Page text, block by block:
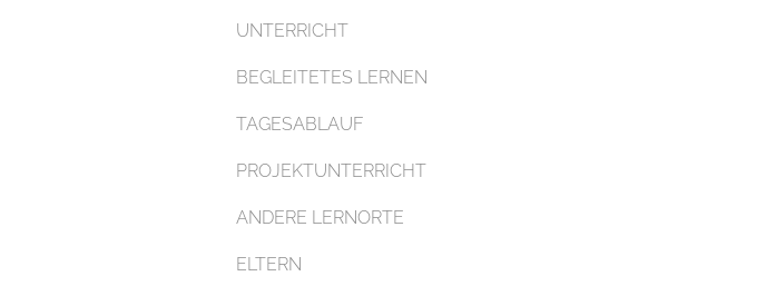
UNTERRICHT
BEGLEITETES LERNEN
TAGESABLAUF
PROJEKTUNTERRICHT
ANDERE LERNORTE
ELTERN